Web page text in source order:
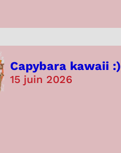
Capybara kawaii :)
15 juin 2026